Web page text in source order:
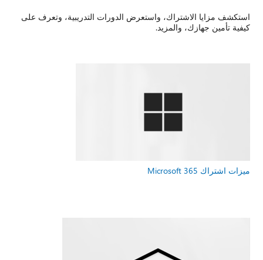
استكشف مزايا الاشتراك، واستعرض الدورات التدريبية، وتعرف على
كيفية تأمين جهازك، والمزيد.
ميزات اشتراك Microsoft 365